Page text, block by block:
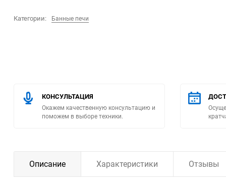
Помпы
Насосы бытовые
Категории: Банные печи
КОНСУЛЬТАЦИЯ
Окажем качественную консультацию и
поможем в выборе техники.
Описание Характеристики Отзывы